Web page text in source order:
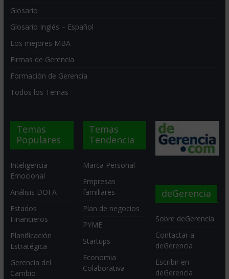
Glosario
Glosario Inglés – Español
Los mejores MBA
Firmas de Gerencia
Formación de Gerencia
Todos los Temas
Temas
Populares
Inteligencia
Emocional
Análisis DOFA
Estados
Financieros
Planificación
Estratégica
Gerencia del
Cambio
Temas
Tendencia
Marca Personal
Empresas
familiares
Plan de negocios
PYME
Startups
Economia
Colaborativa
deGerencia
Sobre deGerencia
Contactar a
deGerencia
Escribir en
deGerencia